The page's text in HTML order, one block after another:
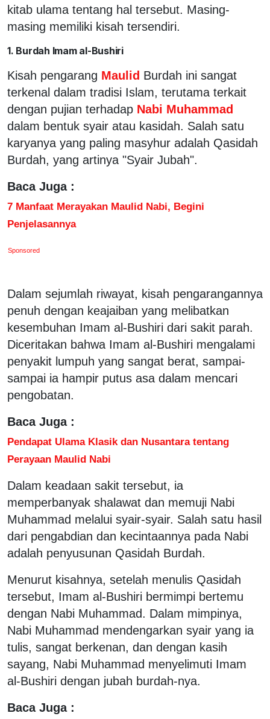
kitab ulama tentang hal tersebut. Masing-
masing memiliki kisah tersendiri.
1. Burdah Imam al-Bushiri
Kisah pengarang Maulid Burdah ini sangat
terkenal dalam tradisi Islam, terutama terkait
dengan pujian terhadap Nabi Muhammad
dalam bentuk syair atau kasidah. Salah satu
karyanya yang paling masyhur adalah Qasidah
Burdah, yang artinya "Syair Jubah".
Baca Juga :
7 Manfaat Merayakan Maulid Nabi, Begini
Penjelasannya
Sponsored
Dalam sejumlah riwayat, kisah pengarangannya
penuh dengan keajaiban yang melibatkan
kesembuhan Imam al-Bushiri dari sakit parah.
Diceritakan bahwa Imam al-Bushiri mengalami
penyakit lumpuh yang sangat berat, sampai-
sampai ia hampir putus asa dalam mencari
pengobatan.
Baca Juga :
Pendapat Ulama Klasik dan Nusantara tentang
Perayaan Maulid Nabi
Dalam keadaan sakit tersebut, ia
memperbanyak shalawat dan memuji Nabi
Muhammad melalui syair-syair. Salah satu hasil
dari pengabdian dan kecintaannya pada Nabi
adalah penyusunan Qasidah Burdah.
Menurut kisahnya, setelah menulis Qasidah
tersebut, Imam al-Bushiri bermimpi bertemu
dengan Nabi Muhammad. Dalam mimpinya,
Nabi Muhammad mendengarkan syair yang ia
tulis, sangat berkenan, dan dengan kasih
sayang, Nabi Muhammad menyelimuti Imam
al-Bushiri dengan jubah burdah-nya.
Baca Juga :